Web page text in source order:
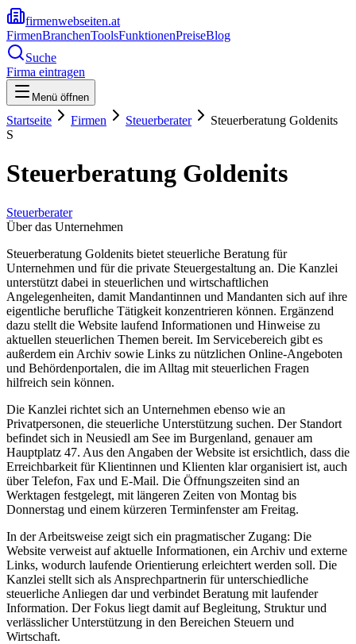
firmenwebseiten.at
FirmenBranchenToolsFunktionenPreiseBlog
Suche
Firma eintragen
Menü öffnen
Startseite Firmen Steuerberater
Steuerberatung Goldenits
S
Steuerberatung Goldenits
Steuerberater
Über das Unternehmen
Steuerberatung Goldenits bietet steuerliche Beratung für
Unternehmen und für die private Steuergestaltung an. Die Kanzlei
unterstützt dabei in steuerlichen und wirtschaftlichen
Angelegenheiten, damit Mandantinnen und Mandanten sich auf ihre
eigentliche berufliche Tätigkeit konzentrieren können. Ergänzend
dazu stellt die Website laufend Informationen und Hinweise zu
aktuellen steuerlichen Themen bereit. Im Servicebereich gibt es
außerdem ein Archiv sowie Links zu nützlichen Online-Angeboten
und Behördenportalen, die im Alltag mit steuerlichen Fragen
hilfreich sein können.
Die Kanzlei richtet sich an Unternehmen ebenso wie an
Privatpersonen, die steuerliche Unterstützung suchen. Der Standort
befindet sich in Neusiedl am See im Burgenland, genauer am
Hauptplatz 47. Aus den Angaben der Website ist ersichtlich, dass die
Erreichbarkeit für Klientinnen und Klienten klar organisiert ist, auch
über Telefon, Fax und E-Mail. Die Öffnungszeiten sind an
Werktagen festgelegt, mit längeren Zeiten von Montag bis
Donnerstag und einem kürzeren Terminfenster am Freitag.
In der Arbeitsweise zeigt sich ein pragmatischer Zugang: Die
Website verweist auf aktuelle Informationen, ein Archiv und externe
Links, wodurch laufende Orientierung erleichtert werden soll. Die
Kanzlei stellt sich als Ansprechpartnerin für unterschiedliche
steuerliche Anliegen dar und verbindet Beratung mit laufender
Information. Der Fokus liegt damit auf Begleitung, Struktur und
verlässlicher Unterstützung in den Bereichen Steuern und
Wirtschaft.